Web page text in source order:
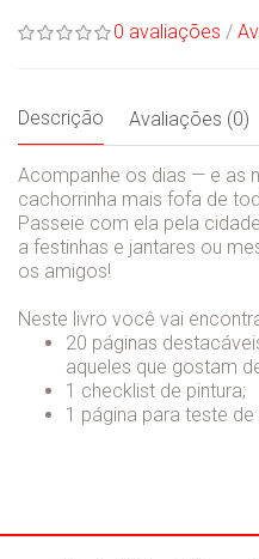
0 avaliações /
Descrição Avaliações (0)
Acompanhe os dias — e as
cachorrinha mais fofa de
Passeie com ela pela
a festinhas e jantares ou
os amigos!
Neste livro você vai
20 páginas
aqueles que gostam
1 checklist de pintura;
1 página para teste